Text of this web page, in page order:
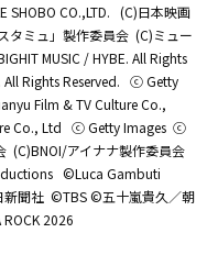
SHOBO CO.,LTD. (C)日本映画
タミュ」製作委員会 (C)ミュー
MUSIC / HYBE. All Rights
Rights Reserved. ⓒ Getty
Film & TV Culture Co.,
Co., Ltd ⓒ Getty Images ⓒ
(C)BNOI/アイナナ製作委員会
©Luca Gambuti
聞社 ©TBS ©五十嵐貴久／朝
2026